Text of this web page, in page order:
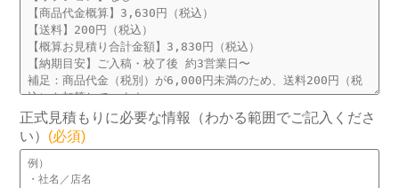
正式見積もりに必要な情報（わかる範囲でご記入くださ
い） (必須)